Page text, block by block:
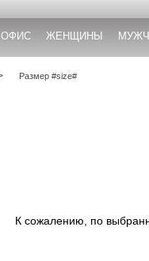
ОФИС ЖЕНЩИНЫ
Размер #size#
К сожалению, по